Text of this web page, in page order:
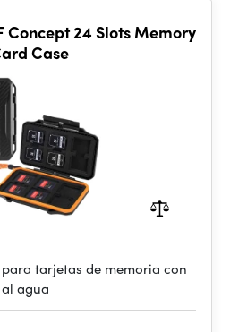
Concept 24 Slots Memory
Case
tarjetas de memoria con
agua